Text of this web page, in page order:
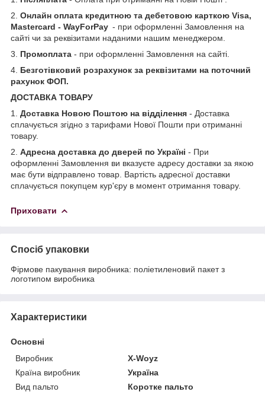
2. Онлайн оплата кредитною та дебетовою карткою Visa,
Mastercard - WayForPay - при оформленні Замовлення на
сайті чи за реквізитами наданими нашим менеджером.
3. Промоплата - при оформленні Замовлення на сайті.
4. Безготівковий розрахунок за реквізитами на поточний
рахунок ФОП.
ДОСТАВКА ТОВАРУ
1.
Доставка Новою Поштою на відділення - Доставка
сплачується згідно з тарифами Нової Пошти при отриманні
товару.
2. Адресна доставка до дверей по Україні - При
оформленні Замовлення ви вказуєте адресу доставки за якою
має бути відправлено товар. Вартість адресної доставки
сплачується покупцем кур'єру в момент отримання товару.
Приховати
Спосіб упаковки
Фірмове пакування виробника: поліетиленовий пакет з
логотипом виробника
Характеристики
Основні
Виробник
X-Woyz
Країна виробник
Україна
Вид пальто
Коротке пальто